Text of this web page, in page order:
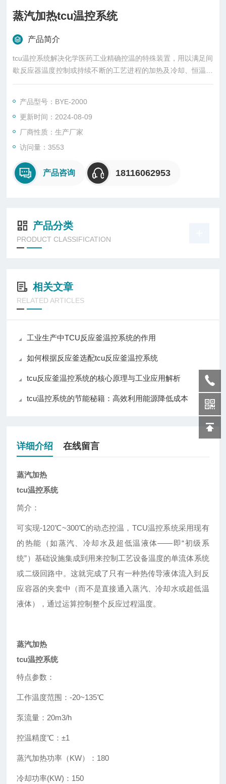
蒸汽加热tcu温控系统
产品简介
tcu温控系统解决化学医药工业精确控温的特殊装置，用以满足间
歇反应器温度控制或持续不断的工艺进程的加热及冷却、恒温、
蒸馏、结晶系统，尤其适合在反应过程中有需热、放热的过程控
产品型号：BYE-2000
更新时间：2024-08-09
厂商性质：生产厂家
访问量：3553
产品咨询 18116062953
产品分类
PRODUCT CLASSIFICATION
相关文章
RELATED ARTICLES
工业生产中TCU反应釜温控系统的作用
如何根据反应釜选配tcu反应釜温控系统
tcu反应釜温控系统的核心原理与工业应用解析
tcu温控系统的节能秘籍：高效利用能源降低成本
详细介绍 在线留言
蒸汽加热
tcu温控系统
简介：
可实现-120℃~300℃的动态控温，TCU温控系统采用现有
的热能（如蒸汽、冷却水及超低温液体——即“初级系
统”）基础设施集成到用来控制工艺设备温度的单流体系统
或二级回路中。这就完成了只有一种热传导液体流入到反
应容器的夹套中（而不是直接通入蒸汽、冷却水或超低温
液体），通过运算控制整个反应过程温度。
蒸汽加热
tcu温控系统
特点参数 ：
工作温度范围：-20~135℃
泵流量：20m3/h
控温精度℃：±1
蒸汽加热功率（KW）：180
冷却功率(KW)：150